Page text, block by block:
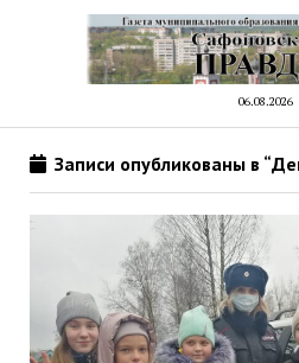
06.08.2026
Записи опубликованы в